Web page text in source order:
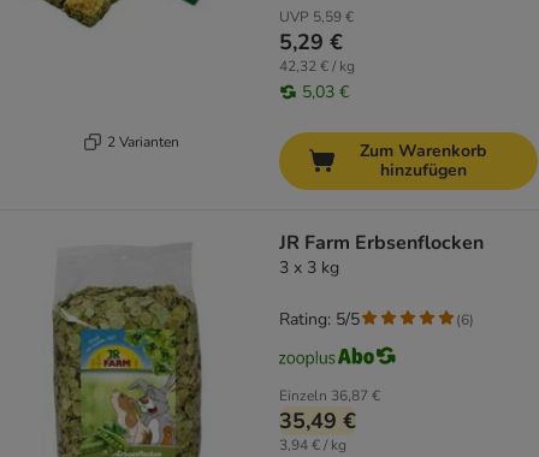
2 Varianten
UVP 5,59 €
5,29 €
42,32 € / kg
5,03 €
Zum Warenkorb
hinzufügen
JR Farm Erbsenflocken
3 x 3 kg
Einzeln 36,87 €
35,49 €
3,94 € / kg
Rating: 5/5 (6)